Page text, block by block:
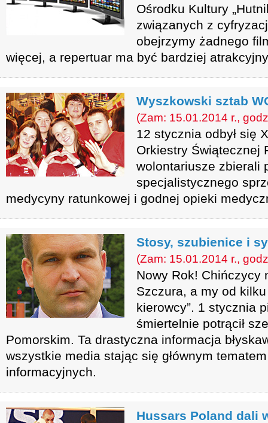
Ośrodku Kultury
związanych z
obejrzymy żadnego
więcej, a repertuar ma być bardziej
Wyszkowski sztab
(Zam: 15.01.2014 r.,
12 stycznia odbył się
Orkiestry Świątecznej
wolontariusze zbierali
specjalistycznego
medycyny ratunkowej i godnej opieki
Stosy, szubienice i
(Zam: 15.01.2014 r.,
Nowy Rok! Chińczycy
Szczura, a my od
kierowcy”. 1 stycznia
śmiertelnie potrącił
Pomorskim. Ta drastyczna informacja
wszystkie media stając się głównym
informacyjnych.
Hussars Poland dali